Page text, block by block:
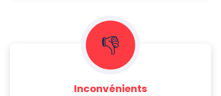
👎
Inconvénients